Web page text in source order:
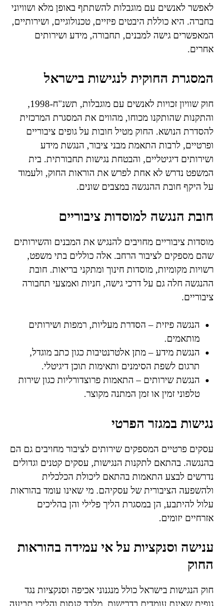
לאפשר לאנשים עם מוגבלות להשתתף באופן מלא ושוויוני
בחברה. היא כוללת היבטים פיזיים, טכנולוגיים, ושירותיים,
המאפשרים גישה למבנים, תחבורה, מידע ושירותים
אחרים.
המסגרת החוקית לנגישות בישראל
חוק שוויון זכויות לאנשים עם מוגבלות, תשנ"ח-1998,
והתקנות שהותקנו מכוחו, מהווים את המסגרת המרכזית
להסדרת הנושא. החוק מטיל חובות על גופים ציבוריים
ופרטיים, לרבות התאמת מבני ציבור, הנגשת מידע
ושירותים דיגיטליים, והבטחת נגישות תחבורתית. בית
המשפט נדרש לא אחת לפרש את הוראות החוק, ולעמוד
על היקף חובת ההנגשה במצבים שונים.
חובת הנגשה למוסדות ציבוריים
מוסדות ציבוריים מחויבים להנגיש את המבנים והשירותים
שהם מספקים לציבור הרחב. אלה כוללים בתי משפט,
רשויות מקומיות, מוסדות חינוך ומתקני בריאות. חובת
ההנגשה חלה גם על דרכי גישה, חניות ואמצעי תחבורה
ציבוריים.
הנגשה פיזית – הסדרת מעליות, רמפות ושירותים
מותאמים.
הנגשת מידע – מתן אלטרנטיבות כגון כתב מוגדל,
תרגום לשפת הסימנים ותאימות תוכן דיגיטלי.
הנגשת שירותים – התאמות פרוצדורליות כגון שירות
טלפוני זמין או זמן המתנה מקוצר.
נגישות במגזר הפרטי
עסקים פרטיים המספקים שירותים לציבור מחויבים גם הם
בהנגשה. בהתאם לתקנות הנגישות, עסקים קטנים וגדולים
נדרשים לבצע התאמות בהתאם ליכולת הכלכלית
ולהשפעה הציבורית של עסקיהם. מי שאינו עומד בהוראות
עלול להיתבע, הן במסגרת הליך פלילי והן בהליכים
אזרחיים יזומים.
ענישה וסנקציות על אי עמידה בהוראות
החוק
חוק הנגישות בישראל כולל מנגנוני אכיפה וסנקציות נגד
גופים שאינם עומדים בדרישות. מלבד קנסות והליכי תביעה